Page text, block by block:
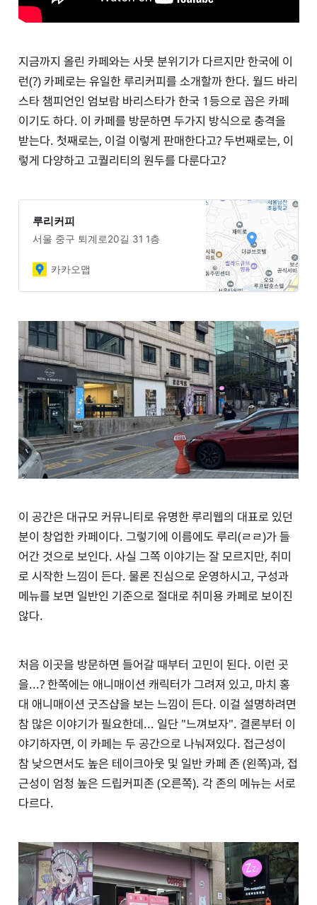
지금까지 올린 카페와는 사뭇 분위기가 다르지만 한국에 이
런(?) 카페로는 유일한 루리커피를 소개할까 한다. 월드 바리
스타 챔피언인 엄보람 바리스타가 한국 1등으로 꼽은 카페
이기도 하다. 이 카페를 방문하면 두가지 방식으로 충격을
받는다. 첫째로는, 이걸 이렇게 판매한다고? 두번째로는, 이
렇게 다양하고 고퀄리티의 원두를 다룬다고?
루리커피
서울 중구 퇴계로20길 31 1층
카카오맵
이 공간은 대규모 커뮤니티로 유명한 루리웹의 대표로 있던
분이 창업한 카페이다. 그렇기에 이름에도 루리(ㄹㄹ)가 들
어간 것으로 보인다. 사실 그쪽 이야기는 잘 모르지만, 취미
로 시작한 느낌이 든다. 물론 진심으로 운영하시고, 구성과
메뉴를 보면 일반인 기준으로 절대로 취미용 카페로 보이진
않다.
처음 이곳을 방문하면 들어갈 때부터 고민이 된다. 이런 곳
을...? 한쪽에는 애니매이션 캐릭터가 그려져 있고, 마치 홍
대 애니매이션 굿즈샵을 보는 느낌이 든다. 이걸 설명하려면
참 많은 이야기가 필요한데... 일단 "느껴보자". 결론부터 이
야기하자면, 이 카페는 두 공간으로 나눠져있다. 접근성이
참 낮으면서도 높은 테이크아웃 및 일반 카페 존 (왼쪽)과, 접
근성이 엄청 높은 드립커피존 (오른쪽). 각 존의 메뉴는 서로
다르다.